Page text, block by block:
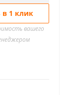
в 1 клик
вашего